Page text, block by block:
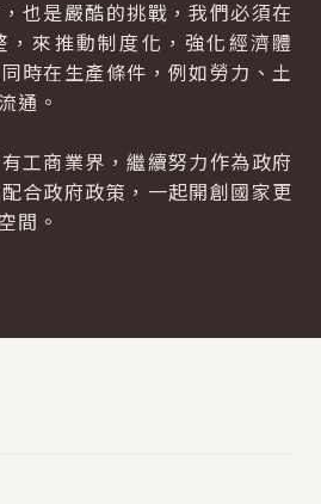
也是嚴酷的挑戰，我們必須在
來推動制度化，強化經濟體
時在生產條件，例如勞力、土
通。
商業界，繼續努力作為政府
合政府政策，一起開創國家更
間。